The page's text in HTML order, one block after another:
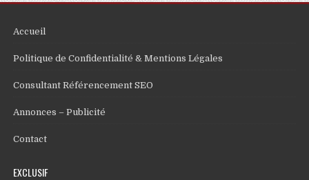
Accueil
Politique de Confidentialité & Mentions Légales
Consultant Référencement SEO
Annonces – Publicité
Contact
EXCLUSIF